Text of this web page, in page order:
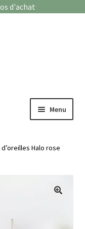
d'achat
Menu
Halo rose